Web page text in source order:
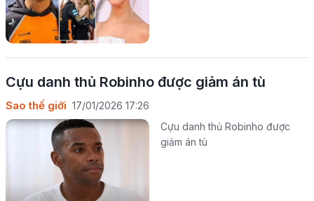
Cựu danh thủ Robinho được giảm án tù
Sao thế giới 17/01/2026 17:26
Cựu danh thủ Robinho được
giảm án tù